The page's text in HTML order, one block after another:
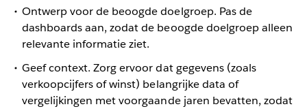
Ontwerp voor de beoogde doelgroep. Pas de
dashboards aan, zodat de beoogde doelgroep alleen
relevante informatie ziet.
Geef context. Zorg ervoor dat gegevens (zoals
verkoopcijfers of winst) belangrijke data of
vergelijkingen met voorgaande jaren bevatten, zodat